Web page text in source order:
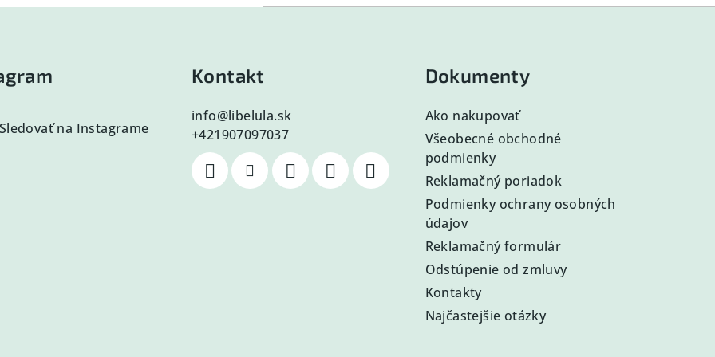
Sledovať na Instagrame
Kontakt
info@libelula.sk
+421907097037
Dokumenty
Ako nakupovať
Všeobecné obchodné
podmienky
Reklamačný poriadok
Podmienky ochrany osobných
údajov
Reklamačný formulár
Odstúpenie od zmluvy
Kontakty
Najčastejšie otázky